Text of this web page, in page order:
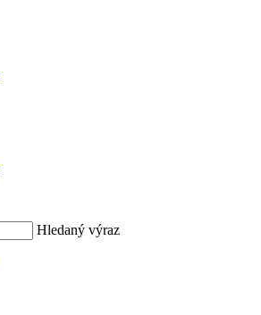
Hledaný výraz